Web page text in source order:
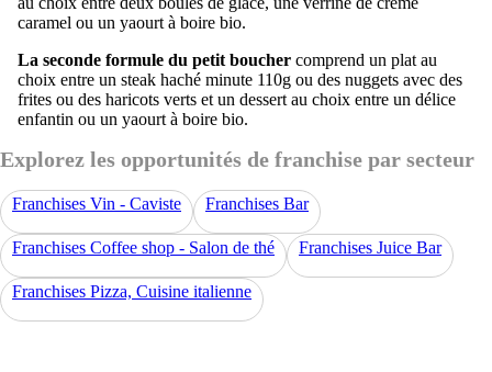
caramel ou un yaourt à boire bio.
La seconde formule du petit boucher comprend un plat au
choix entre un steak haché minute 110g ou des nuggets avec des
frites ou des haricots verts et un dessert au choix entre un délice
enfantin ou un yaourt à boire bio.
Explorez les opportunités de franchise par secteur
Franchises Vin - Caviste Franchises Bar
Franchises Coffee shop - Salon de thé Franchises Juice Bar
Franchises Pizza, Cuisine italienne